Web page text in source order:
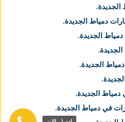
.
دمياط الجديدة.
الجديدة.
.
الجديدة.
.
الجديدة.
في دمياط الجديدة.